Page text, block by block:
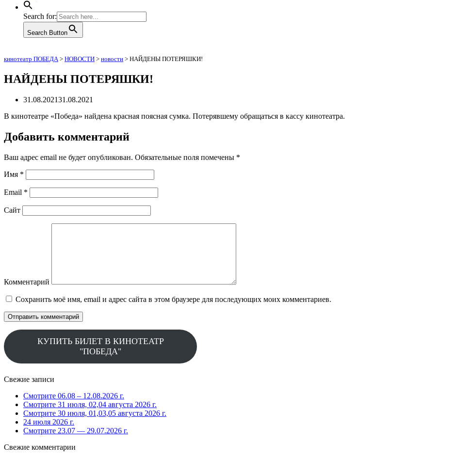
Search for:
Search Button
кинотеатр ПОБЕДА> НОВОСТИ > новости > НАЙДЕНЫ ПОТЕРЯШКИ!
НАЙДЕНЫ ПОТЕРЯШКИ!
31.08.202131.08.2021
В кинотеатре «Победа» найдена красная поясная сумка. Потерявшему обращаться в кассу кинотеатра.
Добавить комментарий
Ваш адрес email не будет опубликован. Обязательные поля помечены *
Имя *
Email *
Сайт
Комментарий
Сохранить моё имя, email и адрес сайта в этом браузере для последующих моих комментариев.
КУПИТЬ БИЛЕТ В КИНОТЕАТР
"ПОБЕДА"
Свежие записи
Смотрите 06.08 – 12.08.2026 г.
Смотрите 31 июля, 02,04 августа 2026 г.
Смотрите 30 июля, 01,03,05 августа 2026 г.
24 июля 2026 г.
Смотрите 23.07 — 29.07.2026 г.
Свежие комментарии